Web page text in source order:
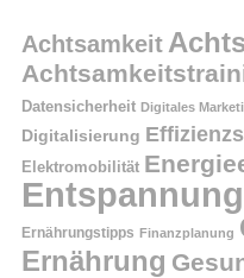
Achtsamkeit
Datensicherheit Digitales
Digitalisierung
Elektromobilität
Ernährungstipps Finanzplanung
Ernährung